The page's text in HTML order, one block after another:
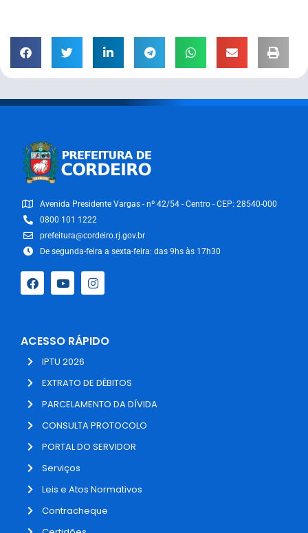
Avenida Presidente Vargas - nº 42/54 - Centro - CEP: 28540-000
0800 101 1222
prefeitura@cordeiro.rj.gov.br
De segunda-feira a sexta-feira: das 9hs às 17h30
ACESSO RÁPIDO
IPTU 2026
EXTRATO DE DÉBITOS
PARCELAMENTO DA DÍVIDA
CONSULTA PROTOCOLO
PORTAL DO SERVIDOR
Serviços
Leis e Atos Normativos
Contracheque